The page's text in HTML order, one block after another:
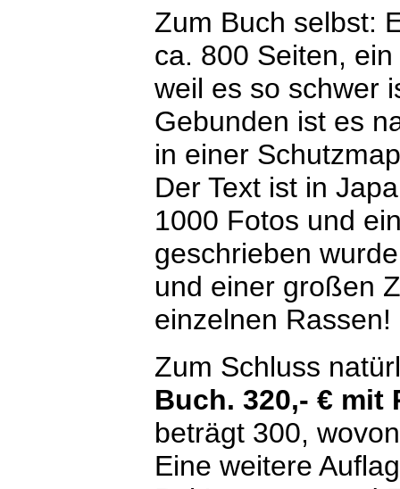
Zum Buch selbst:
ca. 800 Seiten,
weil es so schwer
Gebunden ist es
in einer
Der Text ist in
1000 Fotos und
geschrieben
und einer großen
einzelnen Rassen!
Zum Schluss
Buch. 320,- € mit
beträgt 300,
Eine weitere